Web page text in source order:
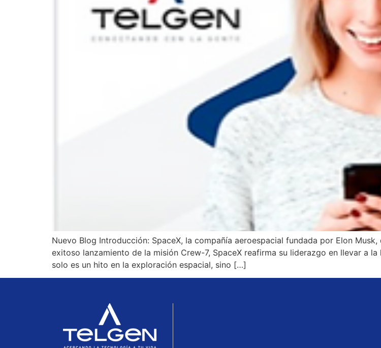
Nuevo Blog Introducción: SpaceX, la compañía aeroespacial fundada por Elon
exitoso lanzamiento de la misión Crew-7, SpaceX reafirma su liderazgo en llevar a
solo es un hito en la exploración espacial, sino […]